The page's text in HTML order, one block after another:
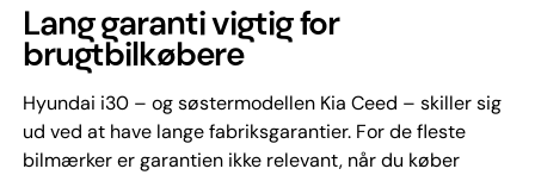
Lang garanti vigtig for
brugtbilkøbere
Hyundai i30 – og søstermodellen Kia Ceed – skiller sig
ud ved at have lange fabriksgarantier. For de fleste
bilmærker er garantien ikke relevant, når du køber